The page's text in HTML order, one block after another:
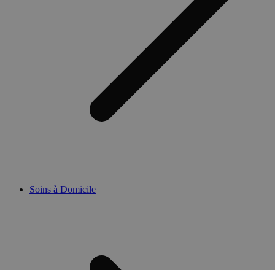
Soins à Domicile